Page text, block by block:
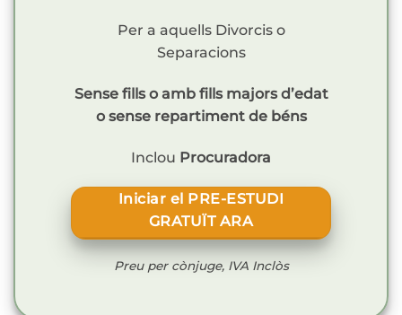
Per a aquells Divorcis o
Separacions
Sense fills o amb fills majors d’edat
o sense repartiment de béns
Inclou Procuradora
Iniciar el PRE-ESTUDI
GRATUÏT ARA
Preu per cònjuge, IVA Inclòs